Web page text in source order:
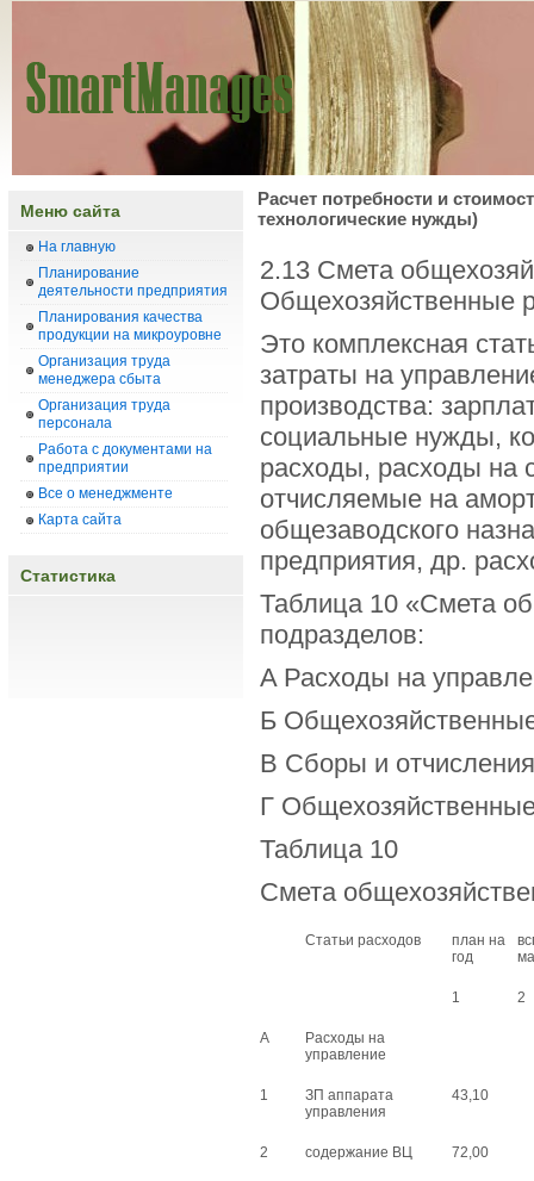
Меню сайта
На главную
Планирование
деятельности предприятия
Планирования качества
продукции на микроуровне
Организация труда
менеджера сбыта
Организация труда
персонала
Работа с документами на
предприятии
Все о менеджменте
Карта сайта
Статистика
Расчет потребности и
технологические нужды)
2.13 Смета
Общехозяйственные
Это комплексная
затраты на
производства:
социальные нужды,
расходы, расходы на
отчисляемые на
общезаводского
предприятия, др.
Таблица 10 «Смета
подразделов:
A Расходы на
Б
B Сборы и
Г
Таблица 10
Смета
Статьи расходов
план на
год
1 2
А
Расходы на
управление
1
ЗП аппарата
управления
43,10
2 содержание ВЦ 72,00